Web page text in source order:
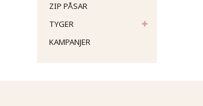
ZIP PÅSAR
TYGER
KAMPANJER